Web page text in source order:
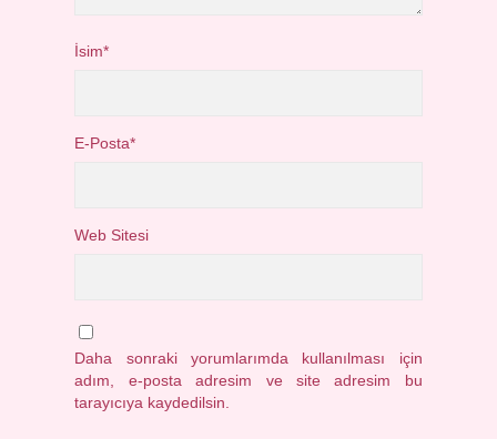
İsim*
E-Posta*
Web Sitesi
Daha sonraki yorumlarımda kullanılması için
adım, e-posta adresim ve site adresim bu
tarayıcıya kaydedilsin.